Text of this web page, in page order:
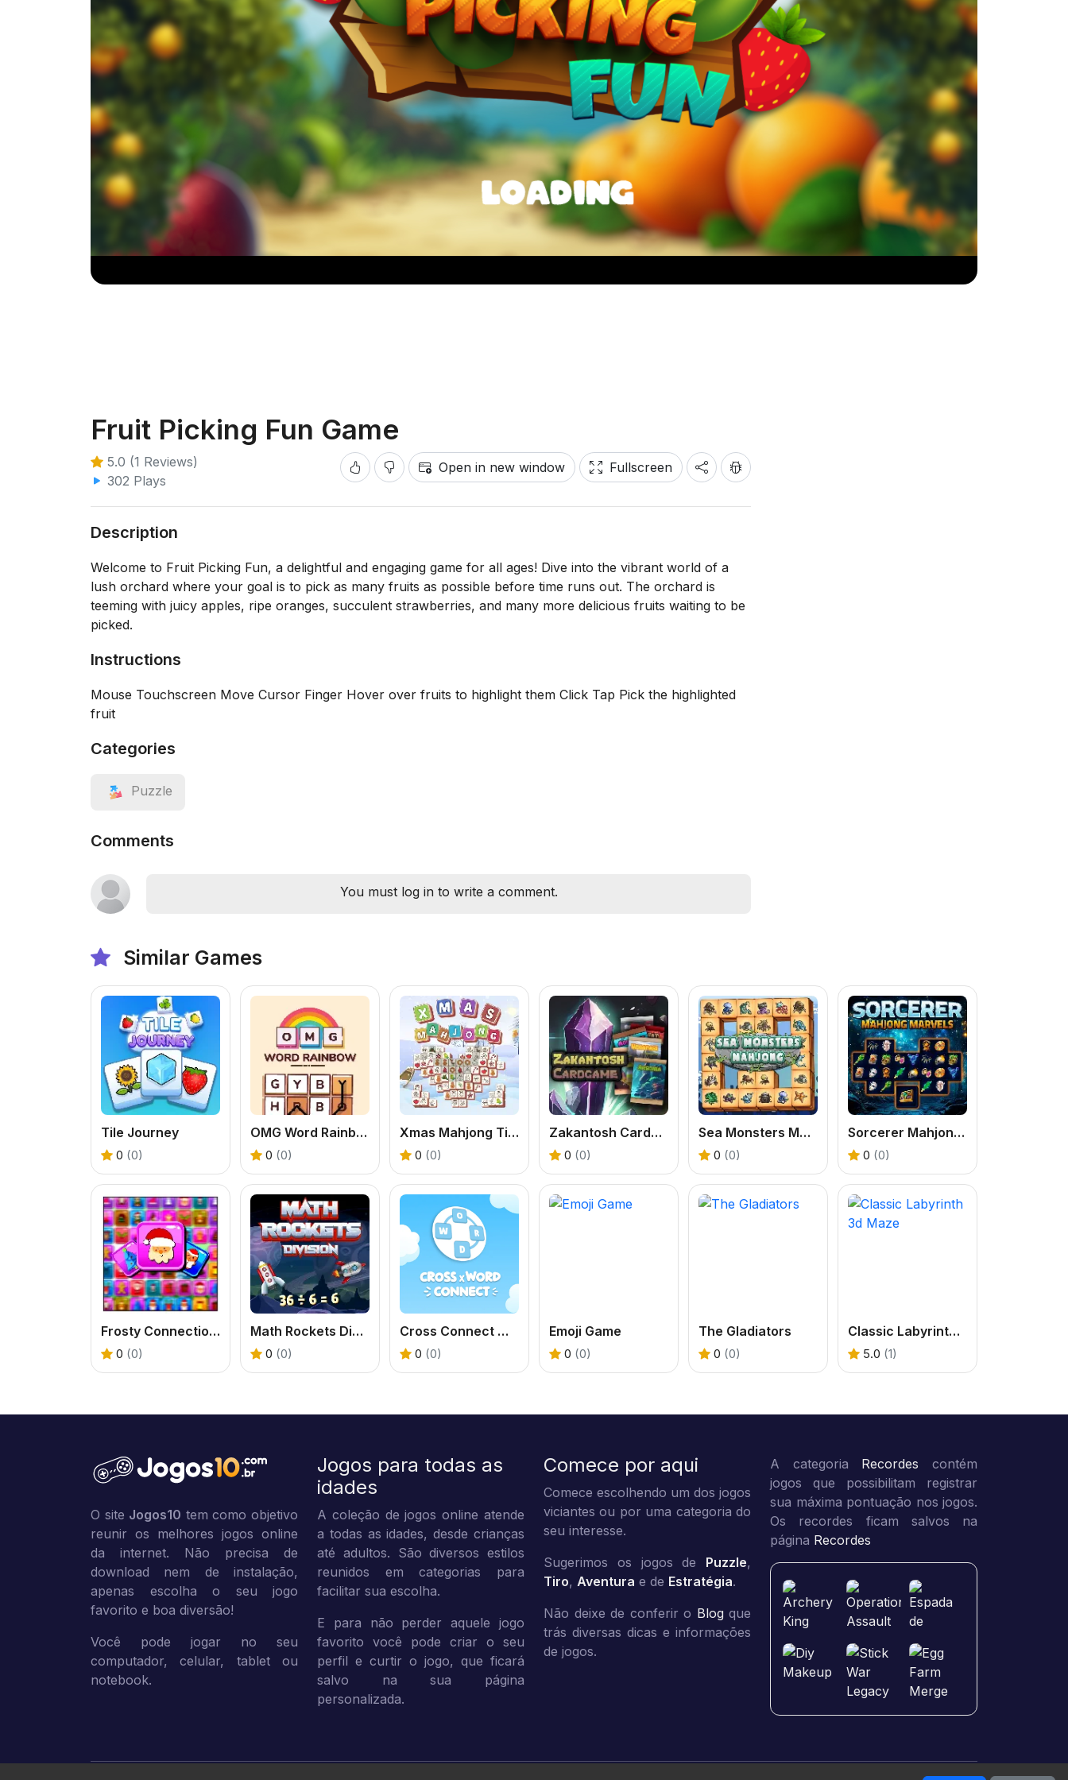
Fruit Picking Fun Game
5.0 (1 Reviews)
302 Plays
Open in new window Fullscreen
Description
Welcome to Fruit Picking Fun, a delightful and engaging game for all ages! Dive into the vibrant world of a
lush orchard where your goal is to pick as many fruits as possible before time runs out. The orchard is
teeming with juicy apples, ripe oranges, succulent strawberries, and many more delicious fruits waiting to be
picked.
Instructions
Mouse Touchscreen Move Cursor Finger Hover over fruits to highlight them Click Tap Pick the highlighted
fruit
Categories
Puzzle
Comments
You must log in to write a comment.
Similar Games
Tile Journey
0 (0)
OMG Word Rainbow
0 (0)
Xmas Mahjong Tiles 2023
0 (0)
Zakantosh Cardgame Lite
0 (0)
Sea Monsters Mahjong
0 (0)
Sorcerer Mahjong Marvels
0 (0)
Frosty Connection Quest
0 (0)
Math Rockets Division
0 (0)
Cross Connect Word
0 (0)
Emoji Game
0 (0)
The Gladiators
0 (0)
Classic Labyrinth 3d Maze
5.0 (1)
O site Jogos10 tem como objetivo
reunir os melhores jogos online
da internet. Não precisa de
download nem de instalação,
apenas escolha o seu jogo
favorito e boa diversão!
Você pode jogar no seu
computador, celular, tablet ou
notebook.
Jogos para todas as
idades
A coleção de jogos online atende
a todas as idades, desde crianças
até adultos. São diversos estilos
reunidos em categorias para
facilitar sua escolha.
E para não perder aquele jogo
favorito você pode criar o seu
perfil e curtir o jogo, que ficará
salvo na sua página
personalizada.
Comece por aqui
Comece escolhendo um dos jogos
viciantes ou por uma categoria do
seu interesse.
Sugerimos os jogos de Puzzle,
Tiro, Aventura e de Estratégia.
Não deixe de conferir o Blog que
trás diversas dicas e informações
de jogos.
A categoria Recordes contém
jogos que possibilitam registrar
sua máxima pontuação nos jogos.
Os recordes ficam salvos na
página Recordes